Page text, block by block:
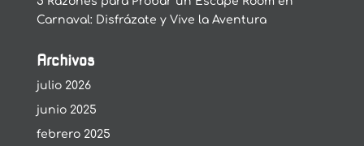
Carnaval: Disfrázate y Vive la Aventura
Archivos
julio 2026
junio 2025
febrero 2025